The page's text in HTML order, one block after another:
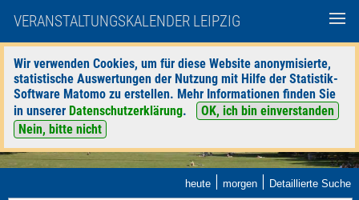
VERANSTALTUNGSKALENDER LEIPZIG
Wir verwenden Cookies, um für diese Website anonymisierte,
statistische Auswertungen der Nutzung mit Hilfe der Statistik-
Software Matomo zu erstellen. Mehr Informationen finden Sie
in unserer Datenschutzerklärung.
OK, ich bin einverstanden
Nein, bitte nicht
heute | morgen | Detaillierte Suche